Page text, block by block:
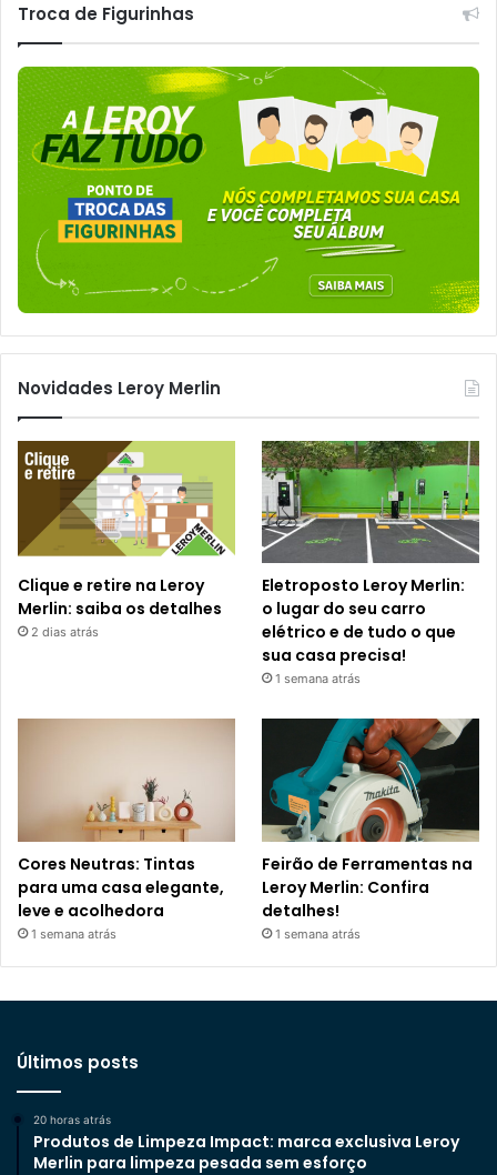
Troca de Figurinhas
Novidades Leroy Merlin
Clique e retire na Leroy
Merlin: saiba os detalhes
2 dias atrás
Eletroposto Leroy Merlin:
o lugar do seu carro
elétrico e de tudo o que
sua casa precisa!
1 semana atrás
Cores Neutras: Tintas
para uma casa elegante,
leve e acolhedora
1 semana atrás
Feirão de Ferramentas na
Leroy Merlin: Confira
detalhes!
1 semana atrás
Últimos posts
20 horas atrás
Produtos de Limpeza Impact: marca exclusiva Leroy
Merlin para limpeza pesada sem esforço